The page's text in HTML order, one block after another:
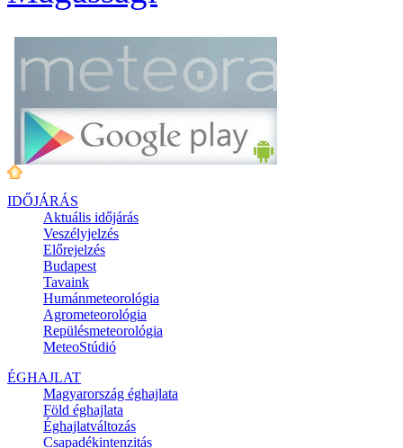
IDŐJÁRÁS
Aktuális időjárás
Veszélyjelzés
Előrejelzés
Budapest
Tavaink
Humánmeteorológia
Agrometeorológia
Repülésmeteorológia
MeteoStúdió
ÉGHAJLAT
Magyarország éghajlata
Föld éghajlata
Éghajlatváltozás
Csapadékintenzitás